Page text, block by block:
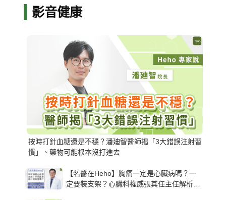
影音健康
按時打針血糖還是不穩？潘廸智醫師揭「3大錯誤注射習
慣」、藥物可能根本沒打進去
【名醫在Heho】胸痛一定是心臟病嗎？一
定要裝支架？心臟科權威張其任主任解析支